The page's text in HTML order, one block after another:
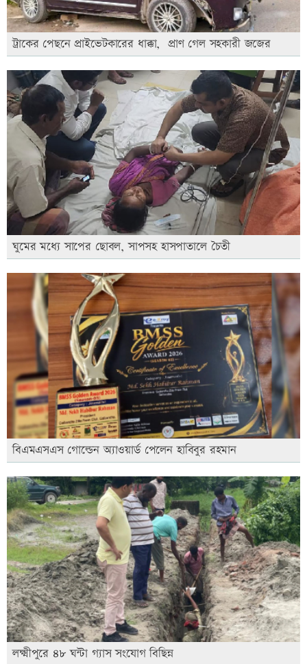
ট্রাকের পেছনে প্রাইভেটকারের ধাক্কা, প্রাণ গেল সহকারী জজের
ঘুমের মধ্যে সাপের ছোবল, সাপসহ হাসপাতালে চৈতী
বিএমএসএস গোল্ডেন অ্যাওয়ার্ড পেলেন হাবিবুর রহমান
লক্ষ্মীপুরে ৪৮ ঘন্টা গ্যাস সংযোগ বিছিন্ন